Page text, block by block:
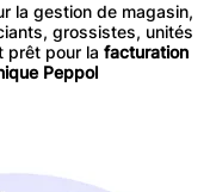
la gestion de magasin,
grossistes, unités
prêt pour la facturation
Peppol